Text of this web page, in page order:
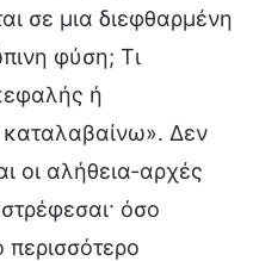
σε μια διεφθαρμένη
φύση; Τι
ή
καταλαβαίνω». Δεν
οι αλήθεια-αρχές
όσο